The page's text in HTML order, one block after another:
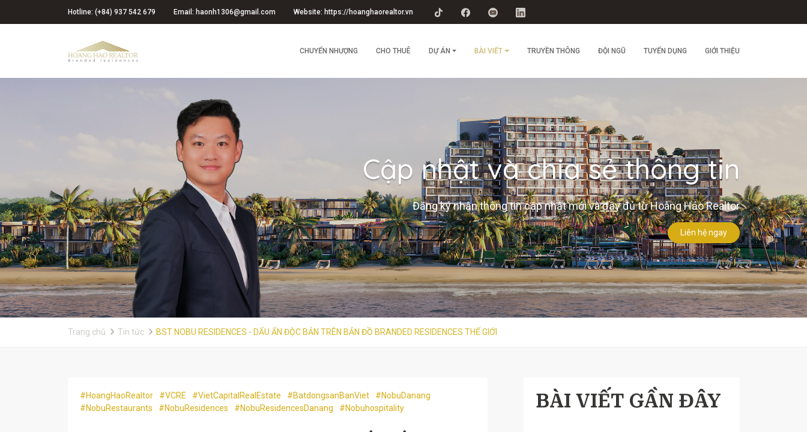
Hotline: (+84) 937 542 679 Email: haonh1306@gmail.com Website: https://hoanghaorealtor.vn
CHUYỂN NHƯỢNG CHO THUÊ DỰ ÁN BÀI VIẾT TRUYỀN THÔNG ĐỘI NGŨ TUYỂN DỤNG GIỚI THIỆU
Cập nhật và chia sẻ thông tin
Đăng ký nhận thông tin cập nhật mới và đầy đủ từ Hoàng Hảo Realtor
Liên hệ ngay
Trang chủ Tin tức BST NOBU RESIDENCES - DẤU ẤN ĐỘC BẢN TRÊN BẢN ĐỒ BRANDED RESIDENCES THẾ GIỚI
#HoangHaoRealtor #VCRE #VietCapitalRealEstate #BatdongsanBanViet
#NobuDanang
#NobuRestaurants
#NobuResidences #NobuResidencesDanang #Nobuhospitality BÀI VIẾT GẦN ĐÂY